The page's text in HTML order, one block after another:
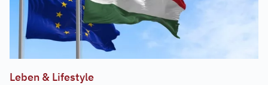
Leben & Lifestyle